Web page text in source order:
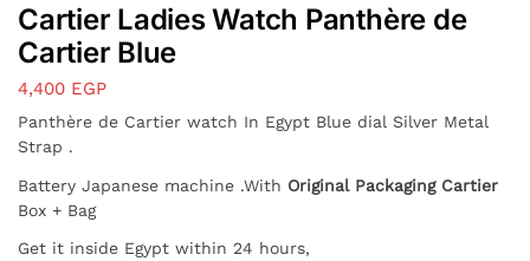
Cartier Ladies Watch Panthère de
Cartier Blue
4,400 EGP
Panthère de Cartier watch In Egypt Blue dial Silver Metal
Strap .
Battery Japanese machine .With Original Packaging Cartier
Box + Bag
Get it inside Egypt within 24 hours,